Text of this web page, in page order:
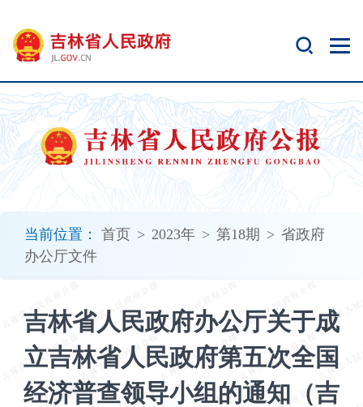
当前位置： 首页 > 2023年 > 第18期 > 省政府
办公厅文件
吉林省人民政府办公厅关于成
立吉林省人民政府第五次全国
经济普查领导小组的通知（吉
开
无
障
碍
说
明
加